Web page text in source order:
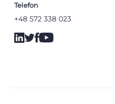
Telefon
+48 572 338 023